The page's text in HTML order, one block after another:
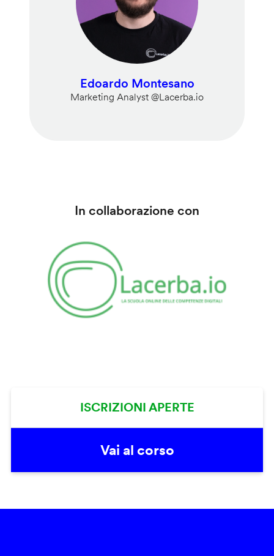
Edoardo Montesano
Marketing Analyst @Lacerba.io
In collaborazione con
ISCRIZIONI APERTE
Vai al corso